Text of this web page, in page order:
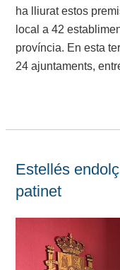
ha lliurat estos
local a 42
província. En esta
24 ajuntaments,
Estellés
patinet